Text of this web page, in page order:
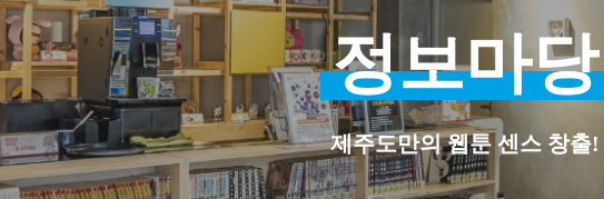
정보마당
제주도만의 웹툰 센스 창출!